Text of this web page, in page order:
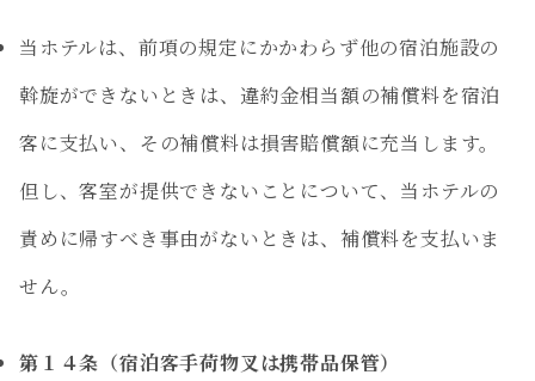
当ホテルは、前項の規定にかかわらず他の宿泊施設の
斡旋ができないときは、違約金相当額の補償料を宿泊
客に支払い、その補償料は損害賠償額に充当します。
但し、客室が提供できないことについて、当ホテルの
責めに帰すべき事由がないときは、補償料を支払いま
せん。
第１４条（宿泊客手荷物叉は携帯品保管）